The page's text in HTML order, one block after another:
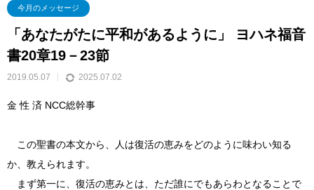
今月のメッセージ
「あなたがたに平和があるように」 ヨハネ福音
書20章19－23節
2019.05.07 2025.07.02
金 性 済 NCC総幹事
この聖書の本文から、人は復活の恵みをどのように味わい知る
か、教えられます。
まず第一に、復活の恵みとは、ただ誰にでもあらわとなることで